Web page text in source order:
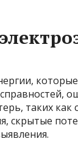
которые
таких как
скрытые